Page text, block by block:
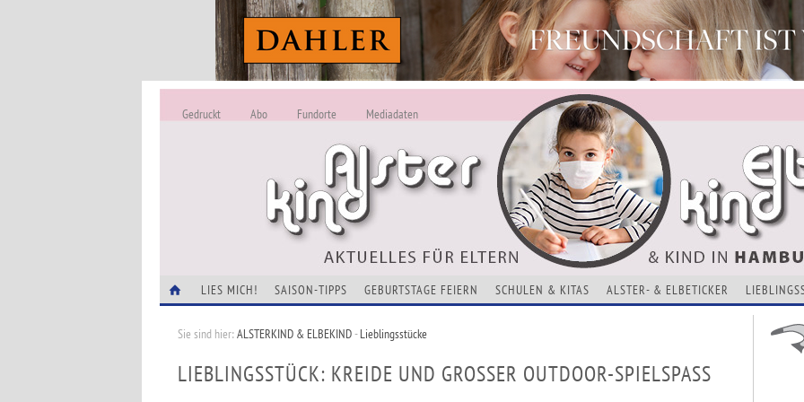
ALSTERKIND - AKTUELLES FÜR ELTERN UND KINDER
VERANSTALTUNGEN, KURSE, ADRESSEN UND THEMEN
Alles Neu - Infos zur Website
Gedruckt Abo Fundorte Mediadaten
LIES MICH! SAISON-TIPPS GEBURTSTAGE FEIERN SCHULEN & KITAS ALSTER- & ELBETICKER
Sie sind hier:ALSTERKIND & ELBEKIND-Lieblingsstücke
LIEBLINGSSTÜCK: KREIDE UND GROSSER OUTDOOR-SPIELSPASS